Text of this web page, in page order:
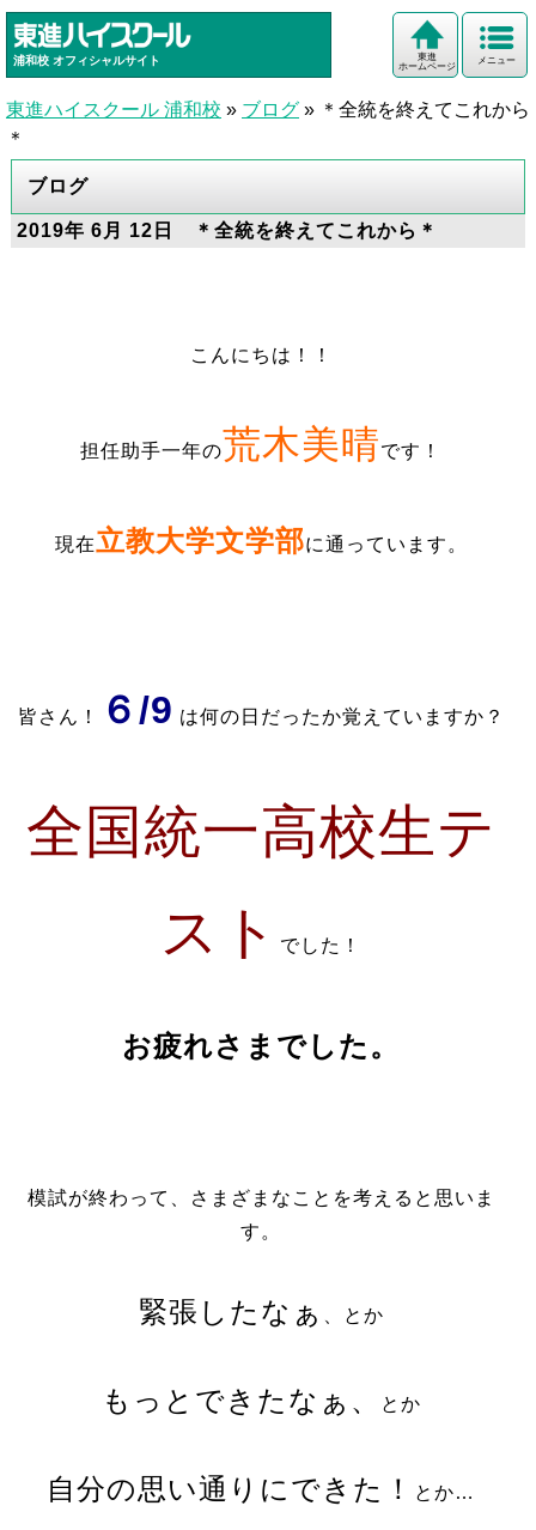
浦和校 オフィシャルサイト メニュー
東進
ホームページ
東進ハイスクール 浦和校 » ブログ » ＊全統を終えてこれから
＊
ブログ
2019年 6月 12日 ＊全統を終えてこれから＊
こんにちは！！
担任助手一年の荒木美晴です！
現在立教大学文学部に通っています。
皆さん！ ６/9 は何の日だったか覚えていますか？
全国統一高校生テ
スト
でした！
お疲れさまでした。
模試が終わって、さまざまなことを考えると思いま
す。
緊張したなぁ 、とか
もっとできたなぁ、 とか
自分の思い通りにできた！ とか…